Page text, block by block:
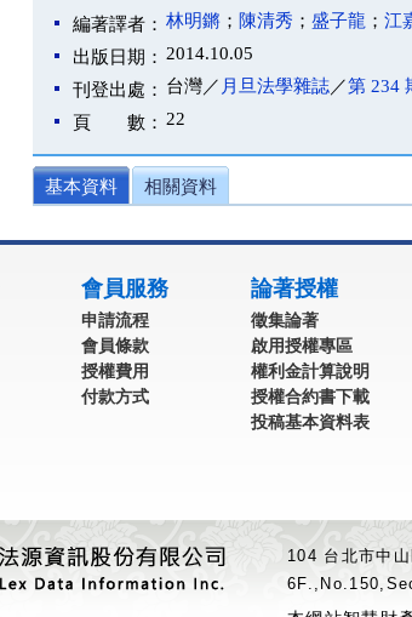
編著譯者： 林明鏘 ； 陳清秀 ； 盛子龍 ； 江
出版日期： 2014.10.05
刊登出處： 台灣／ 月旦法學雜誌／第 234
頁 數： 22
基本資料 相關資料
會員服務
申請流程
會員條款
授權費用
付款方式
論著授權
徵集論著
啟用授權專區
權利金計算說明
授權合約書下載
投稿基本資料表
104 台北市中